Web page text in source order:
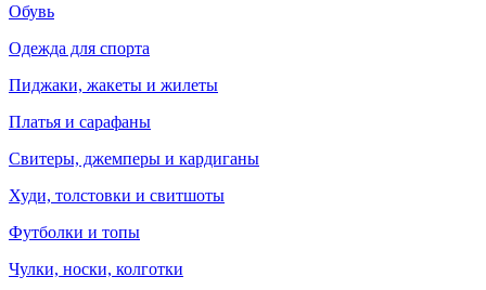
Обувь
Одежда для спорта
Пиджаки, жакеты и жилеты
Платья и сарафаны
Свитеры, джемперы и кардиганы
Худи, толстовки и свитшоты
Футболки и топы
Чулки, носки, колготки